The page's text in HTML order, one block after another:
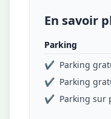
En savoir
Parking
✔ Parking
✔ Parking
✔ Parking sur